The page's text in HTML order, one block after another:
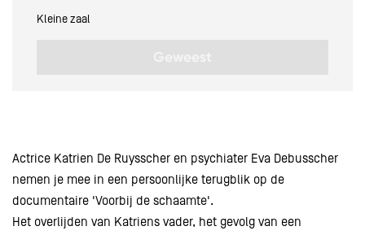
Kleine zaal
Actrice Katrien De Ruysscher en psychiater Eva Debusscher
nemen je mee in een persoonlijke terugblik op de
documentaire 'Voorbij de schaamte'.
Het overlijden van Katriens vader, het gevolg van een